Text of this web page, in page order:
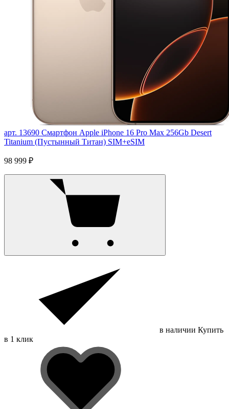
арт. 13690 Смартфон Apple iPhone 16 Pro Max 256Gb Desert
Titanium (Пустынный Титан) SIM+eSIM
98 999 ₽
в наличии Купить
в 1 клик